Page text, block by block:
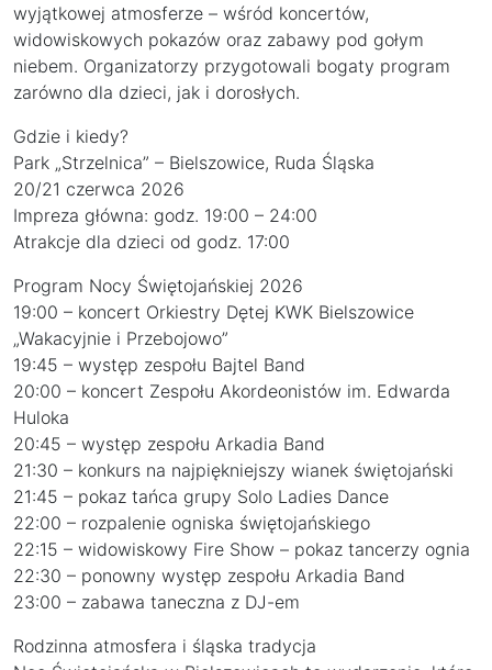
wyjątkowej atmosferze – wśród koncertów,
widowiskowych pokazów oraz zabawy pod gołym
niebem. Organizatorzy przygotowali bogaty program
zarówno dla dzieci, jak i dorosłych.
Gdzie i kiedy?
Park „Strzelnica” – Bielszowice, Ruda Śląska
20/21 czerwca 2026
Impreza główna: godz. 19:00 – 24:00
Atrakcje dla dzieci od godz. 17:00
Program Nocy Świętojańskiej 2026
19:00 – koncert Orkiestry Dętej KWK Bielszowice
„Wakacyjnie i Przebojowo”
19:45 – występ zespołu Bajtel Band
20:00 – koncert Zespołu Akordeonistów im. Edwarda
Huloka
20:45 – występ zespołu Arkadia Band
21:30 – konkurs na najpiękniejszy wianek świętojański
21:45 – pokaz tańca grupy Solo Ladies Dance
22:00 – rozpalenie ogniska świętojańskiego
22:15 – widowiskowy Fire Show – pokaz tancerzy ognia
22:30 – ponowny występ zespołu Arkadia Band
23:00 – zabawa taneczna z DJ-em
Rodzinna atmosfera i śląska tradycja